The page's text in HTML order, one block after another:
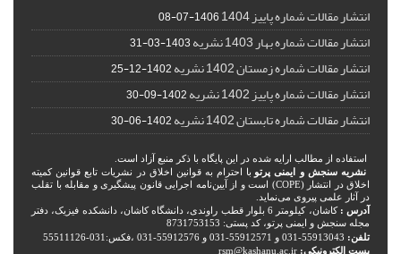
انتشار مقالات شماره پاییز 1404 1406-07-08
انتشار مقالات شماره بهار 1403 نشریه 1403-03-31
انتشار مقالات شماره زمستان 1402 نشریه 1402-12-25
انتشار مقالات شماره پاییز 1402 نشریه 1402-09-30
انتشار مقالات شماره تابستان 1402 نشریه 1402-06-30
استفاده از مطالب ارایه شده در این پایگاه با ذکر منبع آزاد است.
نشریه سنجش و ایمنی پرتو با احترام به قوانین اخلاق در نشریات تابع قوانین کمیته
اخلاق در انتشار (COPE) است و از آیین‌نامه اجرایی قانون پیشگیری و مقابله با تقلب
در آثار علمی پیروی می‌نماید.
آدرس :
کاشان، کیلومتر 6 بلوار قطب راوندی، دانشگاه کاشان، دانشکده فیزیک، دفتر
مجله سنجش و ایمنی پرتو، کد پستی: 8731753153
تلفن:
پست الکترونیکی: rsm@kashanu.ac.ir